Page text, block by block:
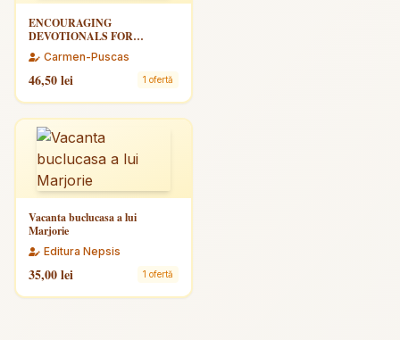
ENCOURAGING
DEVOTIONALS FOR
EVERYDAY LIFE, VOLUME I
- BIBLE BASED MESSAGES
ABOUT GOD’S LOVE AND
LIVING THE CHRISTIAN
LIFE
Carmen-Puscas
46,50 lei 1 ofertă
Vacanta buclucasa a lui
Marjorie
Editura Nepsis
35,00 lei 1 ofertă